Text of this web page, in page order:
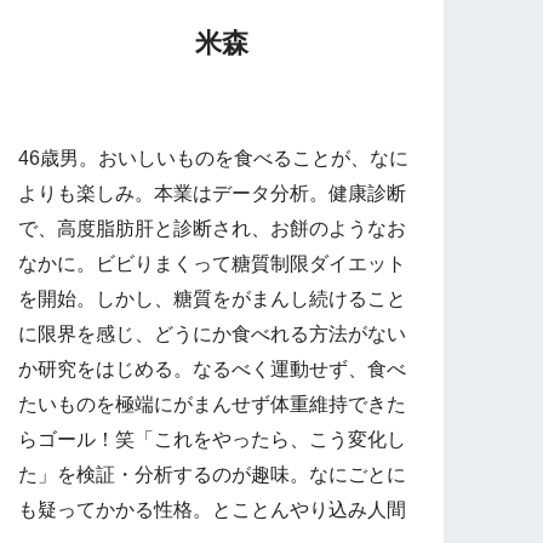
米森
46歳男。おいしいものを食べることが、なに
よりも楽しみ。本業はデータ分析。健康診断
で、高度脂肪肝と診断され、お餅のようなお
なかに。ビビりまくって糖質制限ダイエット
を開始。しかし、糖質をがまんし続けること
に限界を感じ、どうにか食べれる方法がない
か研究をはじめる。なるべく運動せず、食べ
たいものを極端にがまんせず体重維持できた
らゴール！笑「これをやったら、こう変化し
た」を検証・分析するのが趣味。なにごとに
も疑ってかかる性格。とことんやり込み人間